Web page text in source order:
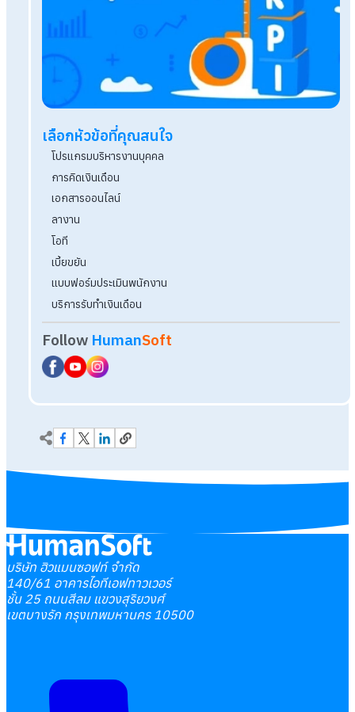
HumanSoft เปิดตัวโปรแกรม HR พร้อมเผย 6 Core
Feature
HumanSoft คืออะไร ดีไหม? ช่วยงาน HR ในด้านใด
บริษัท ฮิวแมนซอฟท์ จำกัด
140/61 อาคารไอทีเอฟทาวเวอร์
ชั้น 25 ถนนสีลม แขวงสุริยวงศ์
เขตบางรัก กรุงเทพมหานคร 10500